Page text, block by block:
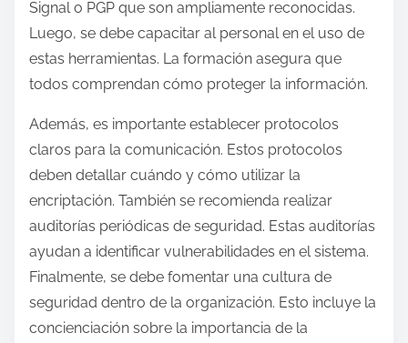
Signal o PGP que son ampliamente reconocidas.
Luego, se debe capacitar al personal en el uso de
estas herramientas. La formación asegura que
todos comprendan cómo proteger la información.
Además, es importante establecer protocolos
claros para la comunicación. Estos protocolos
deben detallar cuándo y cómo utilizar la
encriptación. También se recomienda realizar
auditorías periódicas de seguridad. Estas auditorías
ayudan a identificar vulnerabilidades en el sistema.
Finalmente, se debe fomentar una cultura de
seguridad dentro de la organización. Esto incluye la
concienciación sobre la importancia de la